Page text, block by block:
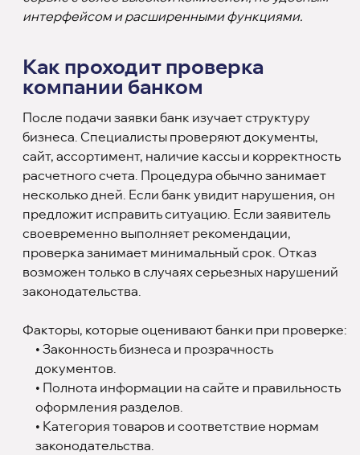
интерфейсом и расширенными функциями.
Как проходит проверка
компании банком
После подачи заявки банк изучает структуру
бизнеса. Специалисты проверяют документы,
сайт, ассортимент, наличие кассы и корректность
расчетного счета. Процедура обычно занимает
несколько дней. Если банк увидит нарушения, он
предложит исправить ситуацию. Если заявитель
своевременно выполняет рекомендации,
проверка занимает минимальный срок. Отказ
возможен только в случаях серьезных нарушений
законодательства.
Факторы, которые оценивают банки при проверке:
• Законность бизнеса и прозрачность
документов.
• Полнота информации на сайте и правильность
оформления разделов.
• Категория товаров и соответствие нормам
законодательства.